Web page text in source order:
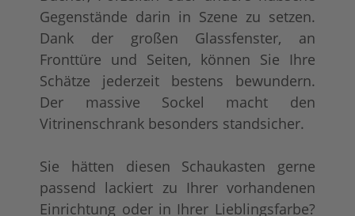
Gegenstände darin in Szene zu setzen.
Dank der großen Glassfenster, an
Fronttüre und Seiten, können Sie Ihre
Schätze jederzeit bestens bewundern.
Der massive Sockel macht den
Vitrinenschrank besonders standsicher.
Sie hätten diesen Schaukasten gerne
passend lackiert zu Ihrer vorhandenen
Einrichtung oder in Ihrer Lieblingsfarbe?